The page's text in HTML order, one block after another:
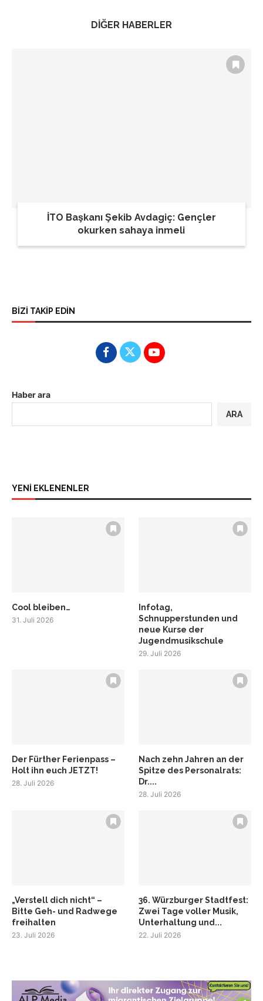
DİĞER HABERLER
İTO Başkanı Şekib Avdagiç: Gençler
okurken sahaya inmeli
BİZİ TAKİP EDİN
Haber ara
ARA
YENİ EKLENENLER
Cool bleiben…
31. Juli 2026
Infotag,
Schnupperstunden und
neue Kurse der
Jugendmusikschule
29. Juli 2026
Der Fürther Ferienpass –
Holt ihn euch JETZT!
28. Juli 2026
Nach zehn Jahren an der
Spitze des Personalrats:
Dr....
28. Juli 2026
„Verstell dich nicht“ –
Bitte Geh- und Radwege
freihalten
23. Juli 2026
36. Würzburger Stadtfest:
Zwei Tage voller Musik,
Unterhaltung und...
22. Juli 2026